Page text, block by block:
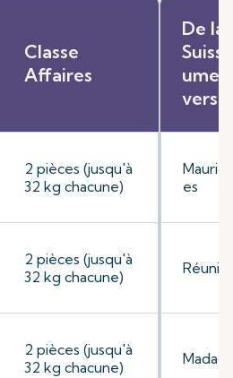
Classe
Affaires
2 pièces (jusqu'à
32 kg chacune)
2 pièces (jusqu'à
32 kg chacune)
2 pièces (jusqu'à
32 kg chacune)
De la
ume-
vers :
es